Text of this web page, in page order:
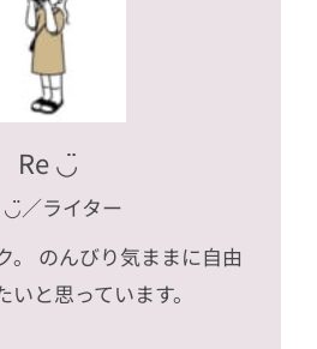
Re ◡̈
◡̈／ライター
。 のんびり気ままに自由
と思っています。